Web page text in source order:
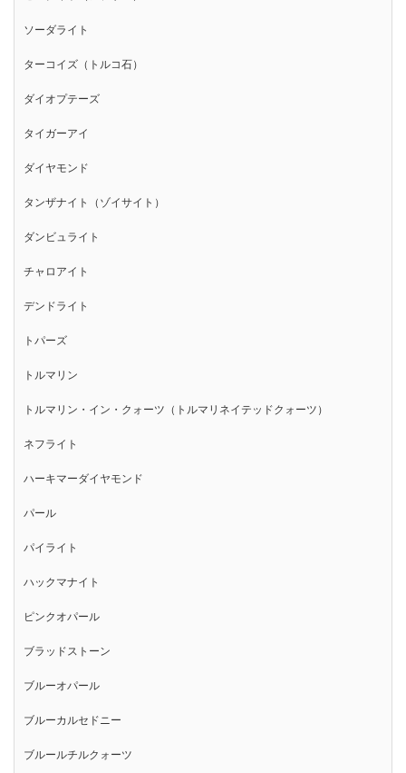
ソーダライト
ターコイズ（トルコ石）
ダイオプテーズ
タイガーアイ
ダイヤモンド
タンザナイト（ゾイサイト）
ダンビュライト
チャロアイト
デンドライト
トパーズ
トルマリン
トルマリン・イン・クォーツ（トルマリネイテッドクォーツ）
ネフライト
ハーキマーダイヤモンド
パール
パイライト
ハックマナイト
ピンクオパール
ブラッドストーン
ブルーオパール
ブルーカルセドニー
ブルールチルクォーツ